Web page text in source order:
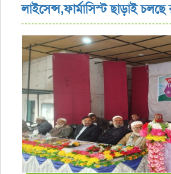
লাইসেন্স,ফার্মাসিস্ট ছাড়াই চলছে